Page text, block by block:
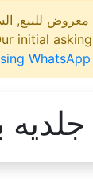
initial